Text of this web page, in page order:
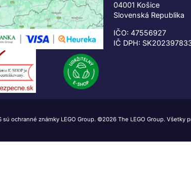
04001 Košice
Slovenská Republika
IČO: 47556927
IČ DPH:
sú ochranné známky LEGO Group. ©2026 The LEGO Group. Všetky